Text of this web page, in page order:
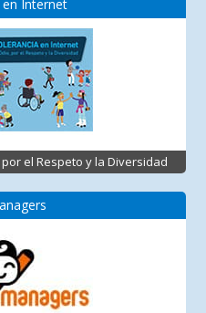
Internet
el Respeto y la Diversidad